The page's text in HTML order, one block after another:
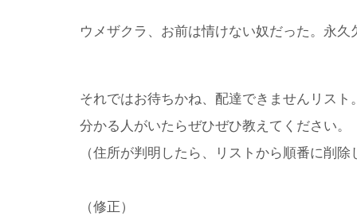
ウメザクラ、お前は情けない奴だった。永久
それではお待ちかね、配達できませんリスト
分かる人がいたらぜひぜひ教えてください。
（住所が判明したら、リストから順番に削
（修正）